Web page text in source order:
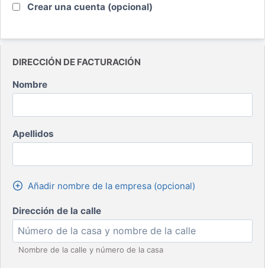
Crear una cuenta (opcional)
Facturación
DIRECCIÓN DE FACTURACIÓN
Nombre
Apellidos
Añadir nombre de la empresa (opcional)
Dirección de la calle
Nombre de la calle y número de la casa